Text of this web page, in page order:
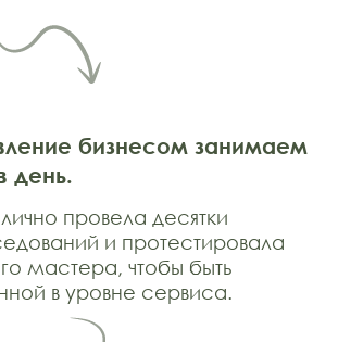
бизнесом занимаем
день.
провела десятки
и протестировала
мастера, чтобы быть
в уровне сервиса.